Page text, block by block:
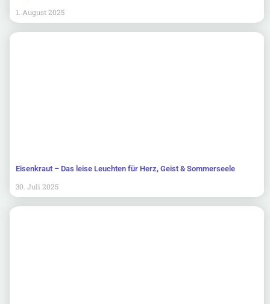
1. August 2025
Eisenkraut – Das leise Leuchten für Herz, Geist & Sommerseele
30. Juli 2025